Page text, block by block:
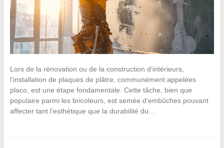
Lors de la rénovation ou de la construction d’intérieurs,
l’installation de plaques de plâtre, communément appelées
placo, est une étape fondamentale. Cette tâche, bien que
populaire parmi les bricoleurs, est semée d’embûches pouvant
affecter tant l’esthétique que la durabilité du…